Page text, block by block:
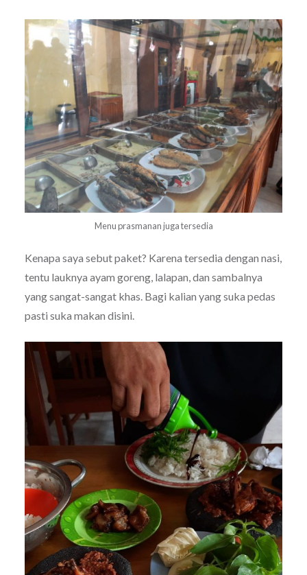
Menu prasmanan juga tersedia
Kenapa saya sebut paket? Karena tersedia dengan nasi,
tentu lauknya ayam goreng, lalapan, dan sambalnya
yang sangat-sangat khas. Bagi kalian yang suka pedas
pasti suka makan disini.